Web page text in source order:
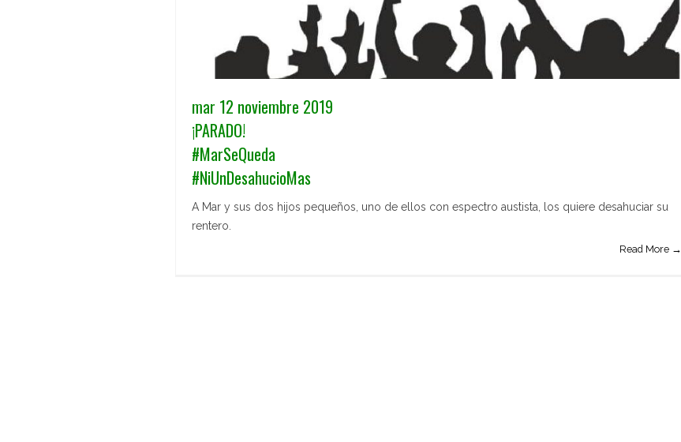
mar 12 noviembre 2019
¡PARADO!
#MarSeQueda
#NiUnDesahucioMas
A Mar y sus dos hijos pequeños, uno de ellos con espectro austista, los quiere desahuciar su
rentero.
Read More →